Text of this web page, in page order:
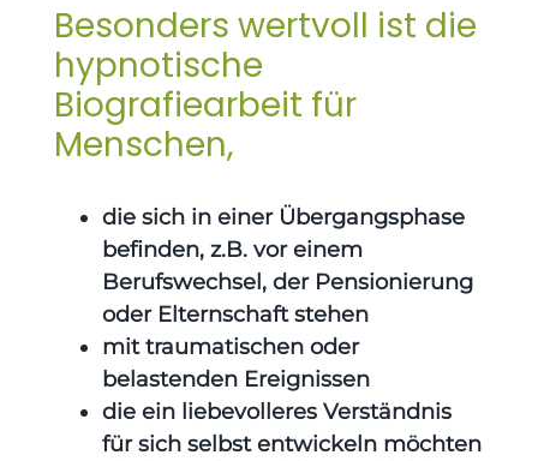
Besonders wertvoll ist die
hypnotische
Biografiearbeit für
Menschen,
die sich in einer Übergangsphase
befinden, z.B. vor einem
Berufswechsel, der Pensionierung
oder Elternschaft stehen
mit traumatischen oder
belastenden Ereignissen
die ein liebevolleres Verständnis
für sich selbst entwickeln möchten